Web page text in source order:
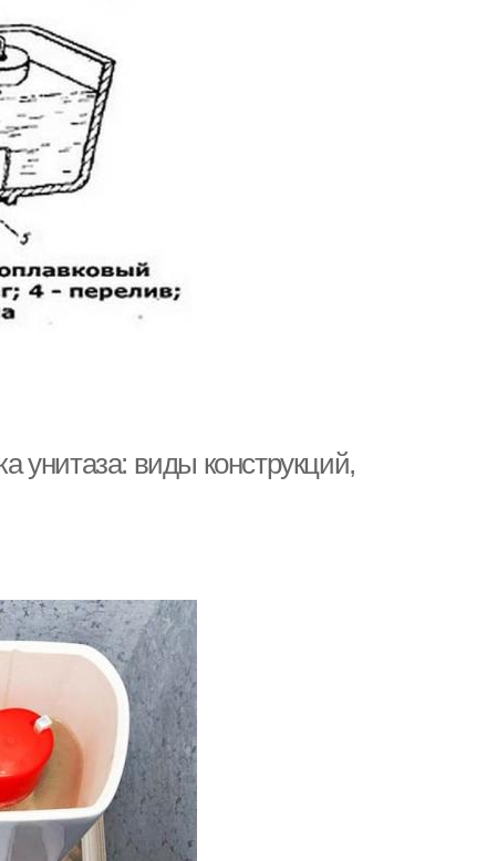
унитаза: виды конструкций,